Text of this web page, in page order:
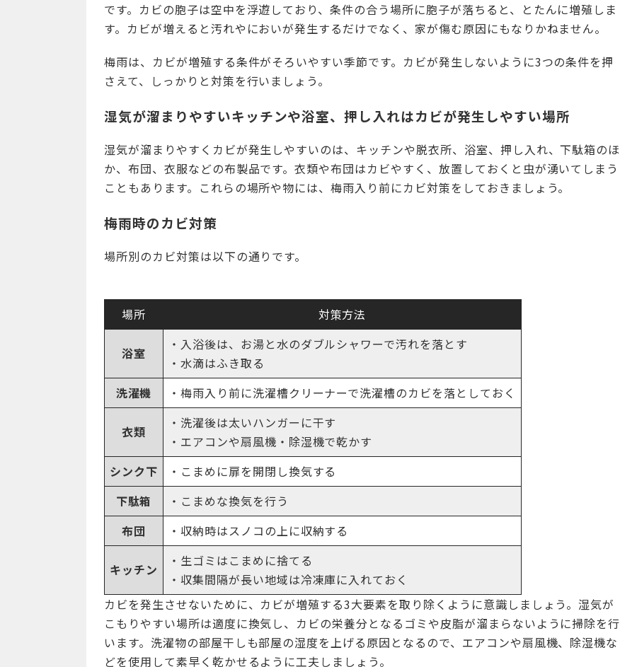
です。カビの胞子は空中を浮遊しており、条件の合う場所に胞子が落ちると、とたんに増殖しま
す。カビが増えると汚れやにおいが発生するだけでなく、家が傷む原因にもなりかねません。
梅雨は、カビが増殖する条件がそろいやすい季節です。カビが発生しないように3つの条件を押
さえて、しっかりと対策を行いましょう。
湿気が溜まりやすいキッチンや浴室、押し入れはカビが発生しやすい場所
湿気が溜まりやすくカビが発生しやすいのは、キッチンや脱衣所、浴室、押し入れ、下駄箱のほ
か、布団、衣服などの布製品です。衣類や布団はカビやすく、放置しておくと虫が湧いてしまう
こともあります。これらの場所や物には、梅雨入り前にカビ対策をしておきましょう。
梅雨時のカビ対策
場所別のカビ対策は以下の通りです。
場所 対策方法
浴室
・入浴後は、お湯と水のダブルシャワーで汚れを落とす
・水滴はふき取る
洗濯機
・梅雨入り前に洗濯槽クリーナーで洗濯槽のカビを落としておく
衣類
・洗濯後は太いハンガーに干す
・エアコンや扇風機・除湿機で乾かす
シンク下
・こまめに扉を開閉し換気する
下駄箱
・こまめな換気を行う
布団
・収納時はスノコの上に収納する
キッチン
・生ゴミはこまめに捨てる
・収集間隔が長い地域は冷凍庫に入れておく
カビを発生させないために、カビが増殖する3大要素を取り除くように意識しましょう。湿気が
こもりやすい場所は適度に換気し、カビの栄養分となるゴミや皮脂が溜まらないように掃除を行
います。洗濯物の部屋干しも部屋の湿度を上げる原因となるので、エアコンや扇風機、除湿機な
どを使用して素早く乾かせるように工夫しましょう。